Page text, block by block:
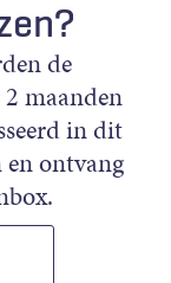
de
maanden
in dit
ontvang